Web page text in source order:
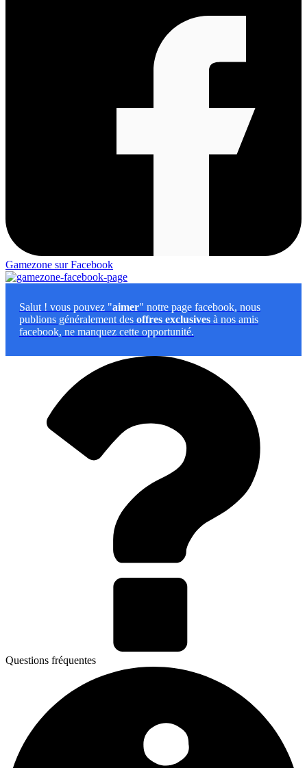
Gamezone sur Facebook
Salut ! vous pouvez "aimer" notre page facebook, nous
publions généralement des offres exclusives à nos amis
facebook, ne manquez cette opportunité.
Questions fréquentes